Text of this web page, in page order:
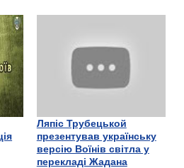
Ляпіс Трубецькой
презентував українську
версію Воїнів світла у
перекладі Жадана